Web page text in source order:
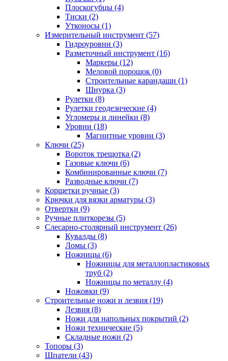
Плоскогубцы (4)
Тиски (2)
Утконосы (1)
Измерительный инструмент (57)
Гидроуровни (3)
Разметочный инструмент (16)
Маркеры (12)
Меловой порошок (0)
Строительные карандаши (1)
Шнурка (3)
Рулетки (8)
Рулетки геодезические (4)
Угломеры и линейки (8)
Уровни (18)
Магнитные уровни (3)
Ключи (25)
Вороток трещотка (2)
Газовые ключи (6)
Комбинированные ключи (7)
Разводные ключи (7)
Корщетки ручные (3)
Крючки для вязки арматуры (3)
Отвертки (9)
Ручные плиткорезы (5)
Слесарно-столярный инструмент (26)
Кувалды (8)
Ломы (3)
Ножницы (6)
Ножницы для металлопластиковых
труб (2)
Ножницы по металлу (4)
Ножовки (9)
Строительные ножи и лезвия (19)
Лезвия (8)
Ножи для напольных покрытий (2)
Ножи технические (5)
Складные ножи (2)
Топоры (3)
Шпатели (43)